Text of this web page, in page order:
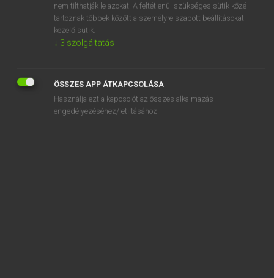
MICROSOFT OFFICE BŐVÍTMÉNY
BEÉPÜLŐ SZÓTÁRMODUL
ONLINE NYELVVIZSGA
nem tilthatják le azokat. A feltétlenül szükséges sütik közé
tartoznak többek között a személyre szabott beállításokat
kezelő sütik.
↓ 3 szolgáltatás
ÖSSZES APP ÁTKAPCSOLÁSA
Használja ezt a kapcsolót az összes alkalmazás
engedélyezéséhez/letiltásához.